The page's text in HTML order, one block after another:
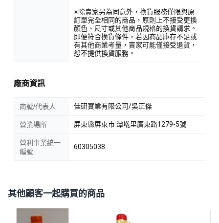
※除賣家另為同意外，換貨服務僅限與原
訂單完全相同的商品，原則上不接受更換
顏色、尺寸或其他商品規格的換貨請求。
即便符合換貨條件，若因商品庫存不足或
有其他商業考量，賣家可能僅接受退貨，
恕不提供換貨服務。
廠商資訊
商號/代表人 佳研實業有限公司/吳正傑
營業場所 屏東縣屏東市 潭墘里廣東路1279-5號
營利事業統一
編號
60305038
其他顧客一起購買的商品